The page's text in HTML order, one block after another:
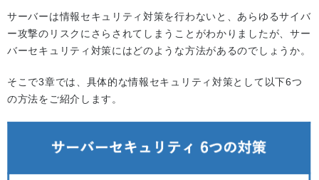
サーバーは情報セキュリティ対策を行わないと、あらゆるサイバ
ー攻撃のリスクにさらされてしまうことがわかりましたが、サー
バーセキュリティ対策にはどのような方法があるのでしょうか。
そこで3章では、具体的な情報セキュリティ対策として以下6つ
の方法をご紹介します。